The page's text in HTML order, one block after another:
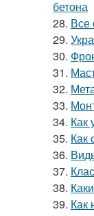
бетона
28. Все
29.
30.
31.
32.
33.
34. Как
35. Как
36.
37.
38.
39. Как